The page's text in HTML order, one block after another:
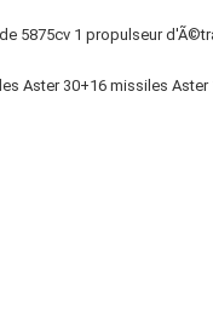
5875cv 1 propulseur
Aster 30+16 missiles